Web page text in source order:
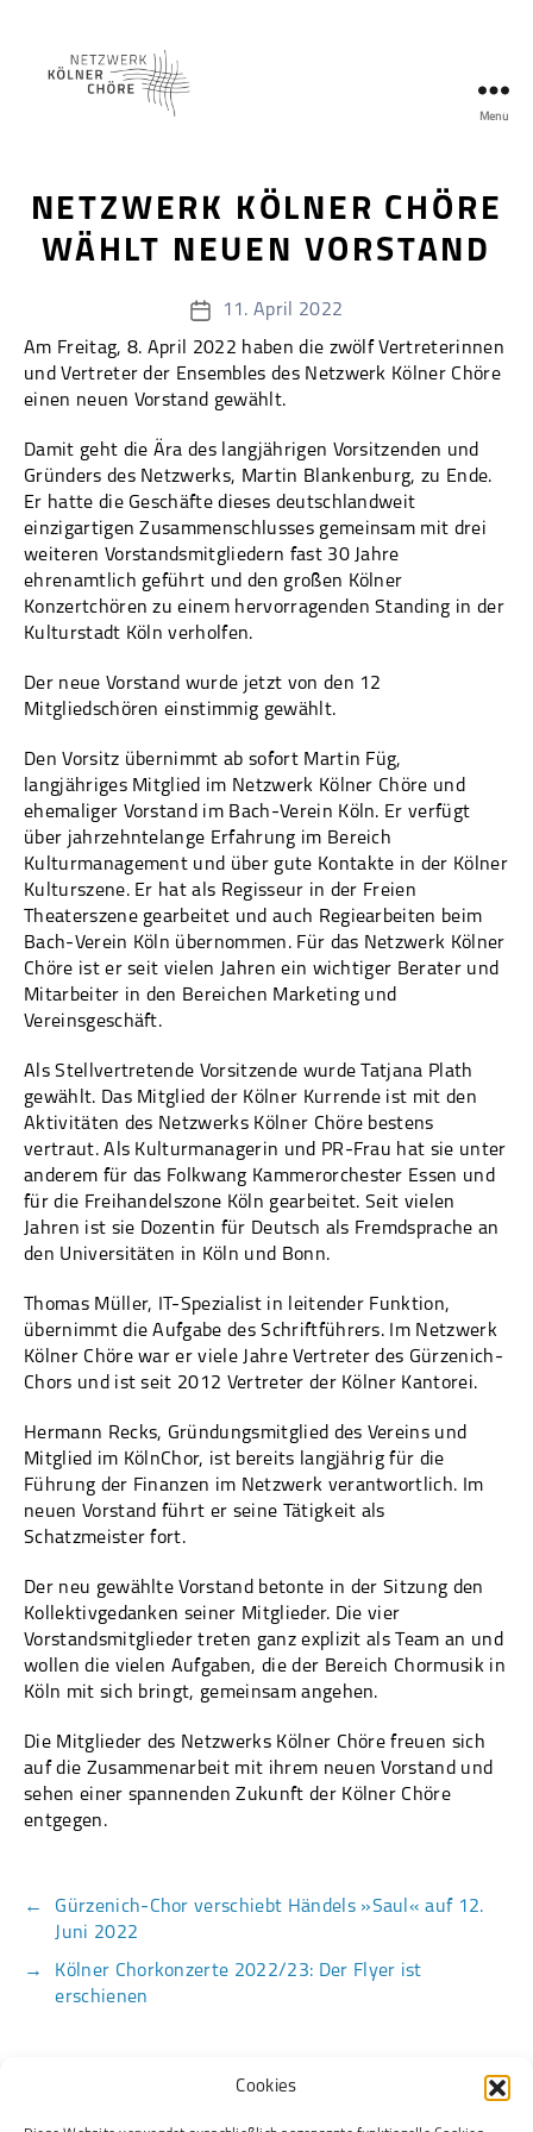
Cookies
Menü
NETZWERK KÖLNER CHÖRE
WÄHLT NEUEN VORSTAND
Veröffentlichungsdatum
11. April 2022
Am Freitag, 8. April 2022 haben die zwölf Vertreterinnen
und Vertreter der Ensembles des Netzwerk Kölner Chöre
einen neuen Vorstand gewählt.
Damit geht die Ära des langjährigen Vorsitzenden und
Gründers des Netzwerks, Martin Blankenburg, zu Ende.
Er hatte die Geschäfte dieses deutschlandweit
einzigartigen Zusammenschlusses gemeinsam mit drei
weiteren Vorstandsmitgliedern fast 30 Jahre
ehrenamtlich geführt und den großen Kölner
Konzertchören zu einem hervorragenden Standing in der
Kulturstadt Köln verholfen.
Der neue Vorstand wurde jetzt von den 12
Mitgliedschören einstimmig gewählt.
Den Vorsitz übernimmt ab sofort Martin Füg,
langjähriges Mitglied im Netzwerk Kölner Chöre und
ehemaliger Vorstand im Bach-Verein Köln. Er verfügt
über jahrzehntelange Erfahrung im Bereich
Kulturmanagement und über gute Kontakte in der Kölner
Kulturszene. Er hat als Regisseur in der Freien
Theaterszene gearbeitet und auch Regiearbeiten beim
Bach-Verein Köln übernommen. Für das Netzwerk Kölner
Chöre ist er seit vielen Jahren ein wichtiger Berater und
Mitarbeiter in den Bereichen Marketing und
Vereinsgeschäft.
Als Stellvertretende Vorsitzende wurde Tatjana Plath
gewählt. Das Mitglied der Kölner Kurrende ist mit den
Aktivitäten des Netzwerks Kölner Chöre bestens
vertraut. Als Kulturmanagerin und PR-Frau hat sie unter
anderem für das Folkwang Kammerorchester Essen und
für die Freihandelszone Köln gearbeitet. Seit vielen
Jahren ist sie Dozentin für Deutsch als Fremdsprache an
den Universitäten in Köln und Bonn.
Thomas Müller, IT-Spezialist in leitender Funktion,
übernimmt die Aufgabe des Schriftführers. Im Netzwerk
Kölner Chöre war er viele Jahre Vertreter des Gürzenich-
Chors und ist seit 2012 Vertreter der Kölner Kantorei.
Hermann Recks, Gründungsmitglied des Vereins und
Mitglied im KölnChor, ist bereits langjährig für die
Führung der Finanzen im Netzwerk verantwortlich. Im
neuen Vorstand führt er seine Tätigkeit als
Schatzmeister fort.
Der neu gewählte Vorstand betonte in der Sitzung den
Kollektivgedanken seiner Mitglieder. Die vier
Vorstandsmitglieder treten ganz explizit als Team an und
wollen die vielen Aufgaben, die der Bereich Chormusik in
Köln mit sich bringt, gemeinsam angehen.
Die Mitglieder des Netzwerks Kölner Chöre freuen sich
auf die Zusammenarbeit mit ihrem neuen Vorstand und
sehen einer spannenden Zukunft der Kölner Chöre
entgegen.
←
Gürzenich-Chor verschiebt Händels »Saul« auf 12.
Juni 2022
→
Kölner Chorkonzerte 2022/23: Der Flyer ist
erschienen
Kontakt